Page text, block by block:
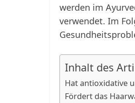
werden im
verwendet. Im
Inhalt des
Hat antioxidative
Fördert das